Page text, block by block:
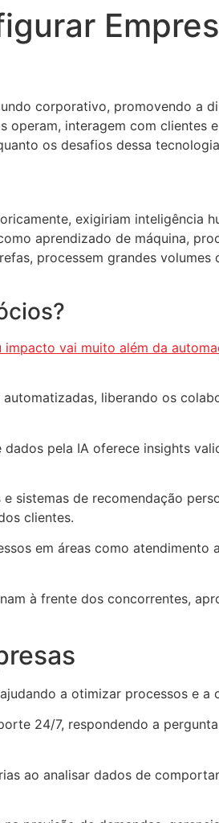
corporativo, promovendo a
interagem com clientes
os desafios dessa
exigiriam inteligência
aprendizado de máquina,
processem grandes
impacto vai muito além da
liberando os
dados pela IA oferece insights
sistemas de recomendação
clientes.
em áreas como
à frente dos concorrentes,
a otimizar processos e a
24/7, respondendo a
ao analisar dados de